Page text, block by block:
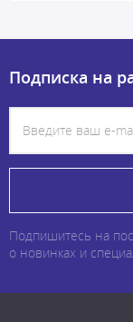
Подписка на
Подпишитесь на
о новинках и